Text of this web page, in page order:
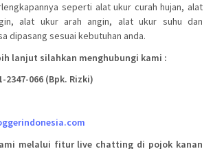
seperti alat ukur curah hujan, alat
alat ukur arah angin, alat ukur suhu dan
dipasang sesuai kebutuhan anda.
lanjut silahkan menghubungi kami :
2347-066 (Bpk. Rizki)
melalui fitur live chatting di pojok kanan